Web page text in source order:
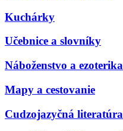
Kuchárky
Učebnice a slovníky
Náboženstvo a ezoterika
Mapy a cestovanie
Cudzojazyčná literatúra